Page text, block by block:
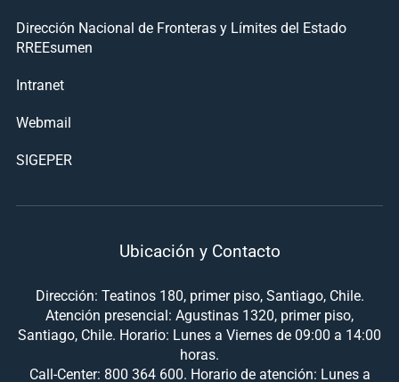
Dirección Nacional de Fronteras y Límites del Estado
RREEsumen
Intranet
Webmail
SIGEPER
Ubicación y Contacto
Dirección: Teatinos 180, primer piso, Santiago, Chile.
Atención presencial: Agustinas 1320, primer piso,
Santiago, Chile. Horario: Lunes a Viernes de 09:00 a 14:00
horas.
Call-Center: 800 364 600. Horario de atención: Lunes a